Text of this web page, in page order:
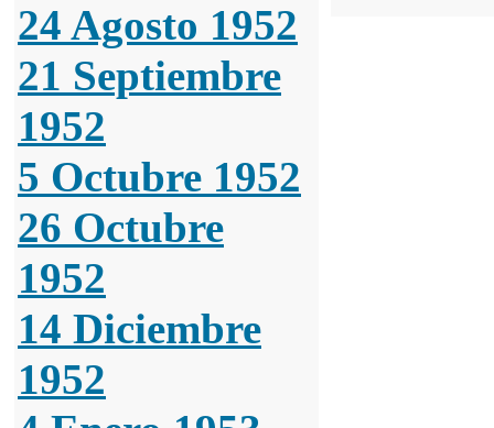
24 Agosto 1952
21 Septiembre
1952
5 Octubre 1952
26 Octubre
1952
14 Diciembre
1952